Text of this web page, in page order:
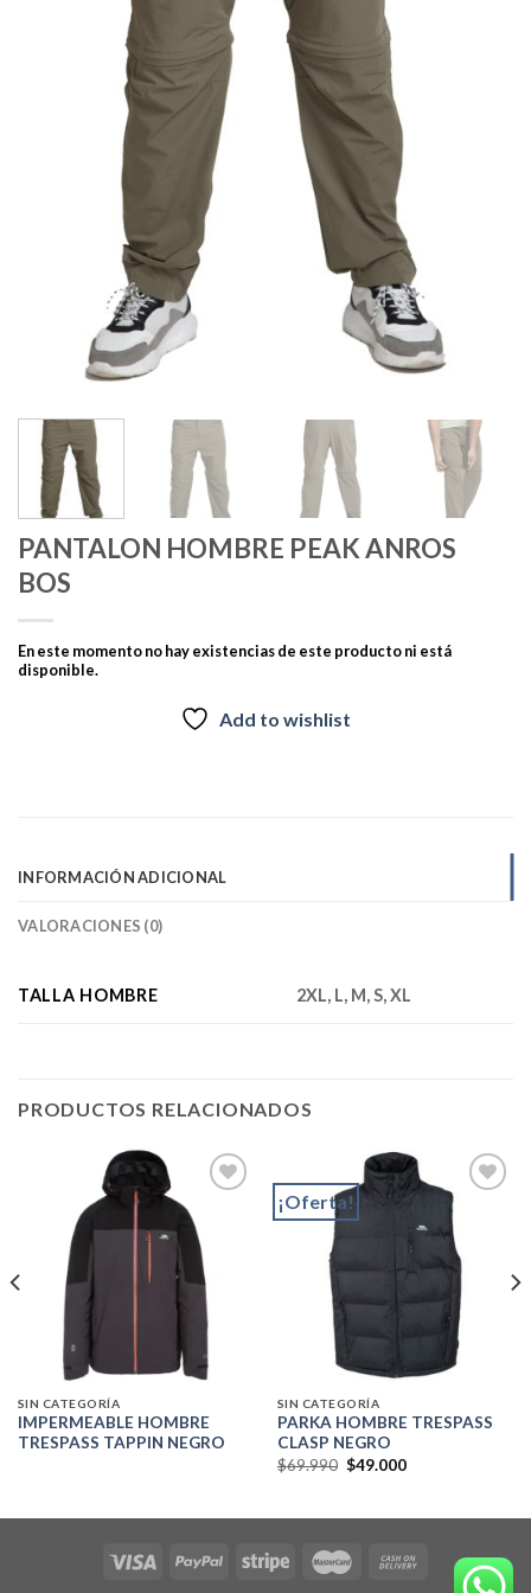
PANTALON HOMBRE PEAK ANROS
BOS
En este momento no hay existencias de este producto ni está
disponible.
Add to wishlist
INFORMACIÓN ADICIONAL
VALORACIONES (0)
TALLA HOMBRE 2XL, L, M, S, XL
PRODUCTOS RELACIONADOS
Add to
wishlist
SIN CATEGORÍA
IMPERMEABLE HOMBRE
TRESPASS TAPPIN NEGRO
¡Oferta!
Add to
wishlist
SIN CATEGORÍA
PARKA HOMBRE TRESPASS
CLASP NEGRO
$69.990 El
$49.000El